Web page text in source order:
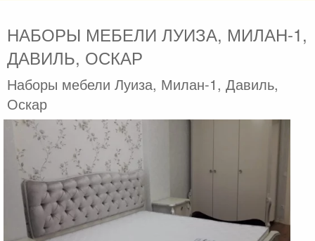
НАБОРЫ МЕБЕЛИ ЛУИЗА, МИЛАН-1,
ДАВИЛЬ, ОСКАР
Наборы мебели Луиза, Милан-1, Давиль,
Оскар